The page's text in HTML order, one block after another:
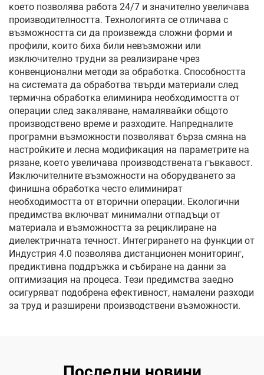
което позволява работа 24/7 и значително увеличава
производителността. Технологията се отличава с
възможността си да произвежда сложни форми и
профили, които биха били невъзможни или
изключително трудни за реализиране чрез
конвенционални методи за обработка. Способността
на системата да обработва твърди материали след
термична обработка елиминира необходимостта от
операции след закаляване, намалявайки общото
производствено време и разходите. Напредналите
програмни възможности позволяват бърза смяна на
настройките и лесна модификация на параметрите на
рязане, което увеличава производствената гъвкавост.
Изключителните възможности на оборудването за
финишна обработка често елиминират
необходимостта от вторични операции. Екологични
предимства включват минимални отпадъци от
материала и възможността за рециклиране на
диелектричната течност. Интегрирането на функции от
Индустрия 4.0 позволява дистанционен мониторинг,
предиктивна поддръжка и събиране на данни за
оптимизация на процеса. Тези предимства заедно
осигуряват подобрена ефективност, намалени разходи
за труд и разширени производствени възможности.